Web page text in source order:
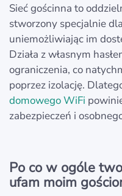
Sieć gościnna to
stworzony specjalnie
uniemożliwiając im
Działa z własnym
ograniczenia, co
poprzez izolację.
domowego WiFi
zabezpieczeń i
Po co w ogóle
ufam moim